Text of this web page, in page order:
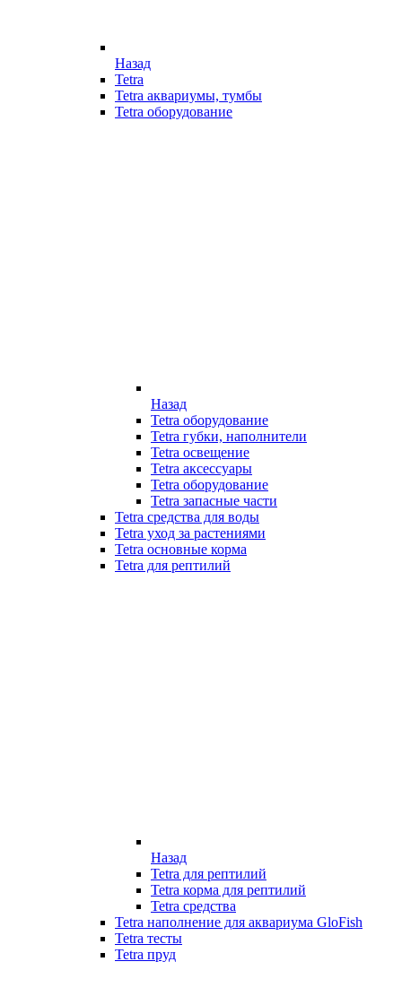
Назад
Tetra
Tetra аквариумы, тумбы
Tetra оборудование
Назад
Tetra оборудование
Tetra губки, наполнители
Tetra освещение
Tetra аксессуары
Tetra оборудование
Tetra запасные части
Tetra средства для воды
Tetra уход за растениями
Tetra основные корма
Tetra для рептилий
Назад
Tetra для рептилий
Tetra корма для рептилий
Tetra средства
Tetra наполнение для аквариума GloFish
Tetra тесты
Tetra пруд